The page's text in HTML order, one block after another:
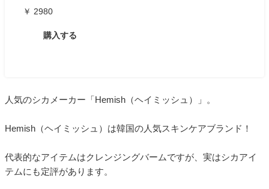
￥ 2980
購入する
人気のシカメーカー「Hemish（ヘイミッシュ）」。
Hemish（ヘイミッシュ）は韓国の人気スキンケアブランド！
代表的なアイテムはクレンジングバームですが、実はシカアイ
テムにも定評があります。